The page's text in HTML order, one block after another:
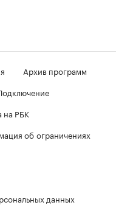
Архив программ
на РБК
об ограничениях
данных